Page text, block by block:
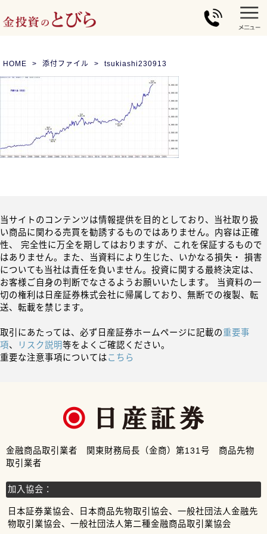
HOME 添付ファイル tsukiashi230913
当サイトのコンテンツは情報提供を目的としており、当社取り扱
い商品に関わる売買を勧誘するものではありません。内容は正確
性、 完全性に万全を期してはおりますが、これを保証するもので
はありません。また、当資料により生じた、いかなる損失・ 損害
についても当社は責任を負いません。投資に関する最終決定は、
お客様ご自身の判断でなさるようお願いいたします。 当資料の一
切の権利は日産証券株式会社に帰属しており、無断での複製、転
送、転載を禁じます。
取引にあたっては、必ず日産証券ホームページに記載の重要事
項、 リスク説明等をよくご確認ください。
重要な注意事項についてはこちら
金融商品取引業者 関東財務局長（金商）第131号 商品先物
取引業者
加入協会：
日本証券業協会、日本商品先物取引協会、一般社団法人金融先
物取引業協会、一般社団法人第二種金融商品取引業協会